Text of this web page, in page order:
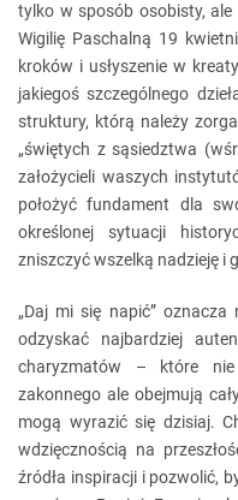
tylko w sposób osobisty,
Wigilię Paschalną 19
kroków i usłyszenie w
jakiegoś szczególnego
struktury, którą należy
„świętych z sąsiedztwa
założycieli waszych
położyć fundament dla
określonej sytuacji
zniszczyć wszelką nadzieję i
„Daj mi się napić”
odzyskać najbardziej
charyzmatów – które
zakonnego ale obejmują
mogą wyrazić się dzisiaj.
wdzięcznością na
źródła inspiracji i pozwolić,